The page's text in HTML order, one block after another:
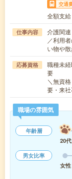
交通
全額支給
仕事内容
介護関連
／利用
い物や
応募資格
職種未
要
＼無資
要・来
職場の雰囲気
年齢層
20代
男女比率
女性